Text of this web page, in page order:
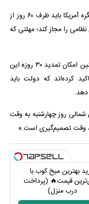
بر اساس قانون اختیارات جنگی سال ۱۹۷۳، کنگره آمریکا باید ظرف ۶۰ روز از
نظامی را مجاز کند؛ مهلتی که
رسانه‌های آمریکایی می‌گویند، این قانون همچنین امکان تمدید ۳۰ روزه این
کرده‌اند که دولت باید
دهد.
شمالی روز چهارشنبه به وقت
بهترین میخ کوب با
قیمت🔥 (پرداخت
درب منزل)